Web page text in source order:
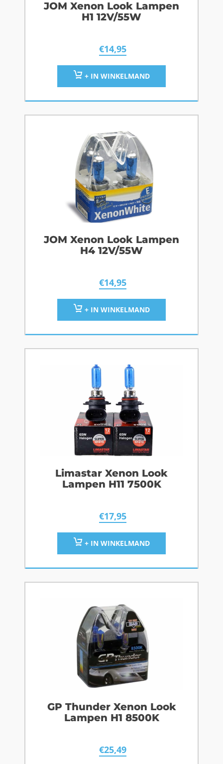
JOM Xenon Look Lampen
H1 12V/55W
€14,95
+ IN WINKELMAND
JOM Xenon Look Lampen
H4 12V/55W
€14,95
+ IN WINKELMAND
Limastar Xenon Look
Lampen H11 7500K
€17,95
+ IN WINKELMAND
GP Thunder Xenon Look
Lampen H1 8500K
€25,49